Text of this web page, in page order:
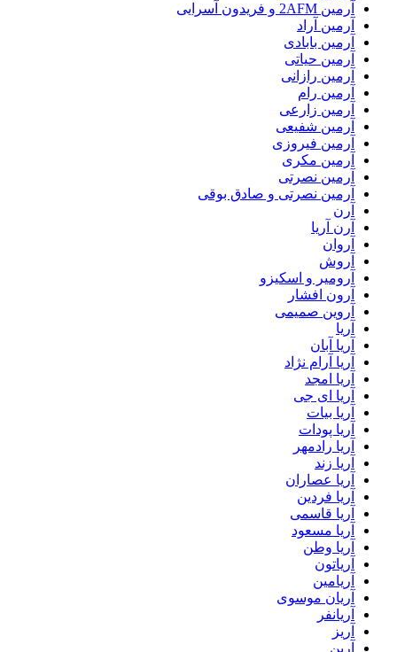
آرمین 2AFM و فریدون آسرایی
آرمین آراد
آرمین بابادی
آرمین حیاتی
آرمین رازانی
آرمین رام
آرمین زارعی
آرمین شفیعی
آرمین فیروزی
آرمین مکری
آرمین نصرتی
آرمین نصرتی و صادق بوقی
آرن
آرن آریا
آروان
آروش
آرومیر و اسکیزو
آرون افشار
آروین صمیمی
آریا
آریا آبان
آریا آرام نژاد
آریا امجد
آریا ای جی
آریا بیات
آریا پودات
آریا رادمهر
آریا زند
آریا عصاران
آریا فردین
آریا قاسمی
آریا مسعود
آریا وطن
آریاتون
آریامین
آریان موسوی
آریانفر
آریز
آرین